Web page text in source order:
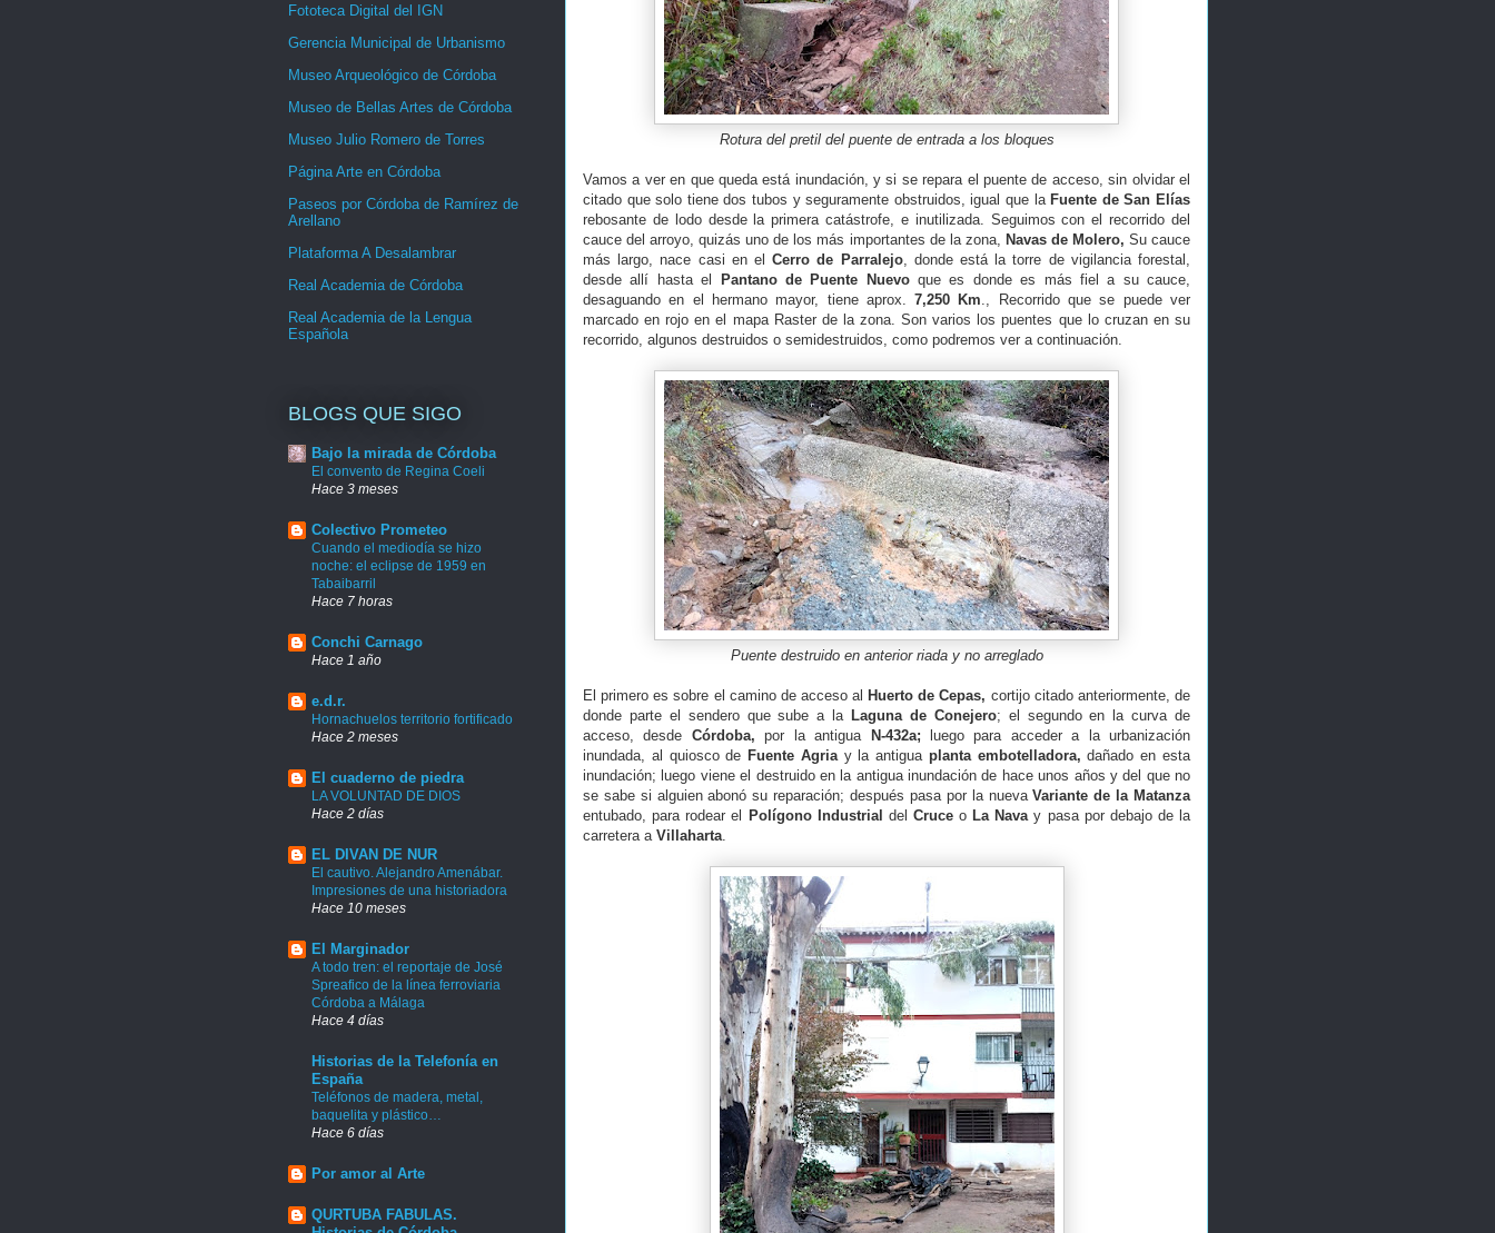
Rotura del pretil del puente de entrada a los bloques
Vamos a ver en que queda está inundación, y si se repara el puente de acceso, sin olvidar el
citado que solo tiene dos tubos y seguramente obstruidos, igual que la Fuente de San Elías
rebosante de lodo desde la primera catástrofe, e inutilizada. Seguimos con el recorrido del
cauce del arroyo, quizás uno de los más importantes de la zona, Navas de Molero, Su cauce
más largo, nace casi en elCerro de Parralejo, donde está la torre de vigilancia forestal,
desde allí hasta el
Pantano de Puente Nuevoque es donde es más fiel a su cauce,
desaguando en el hermano mayor, tiene aprox.7,250 Km., Recorrido que se puede ver
marcado en rojo en el mapa Raster de la zona. Son varios los puentes que lo cruzan en su
recorrido, algunos destruidos o semidestruidos, como podremos ver a continuación.
Puente destruido en anterior riada y no arreglado
El primero es sobre el camino de acceso al Huerto de Cepas, cortijo citado anteriormente, de
donde parte el sendero que sube a laLaguna de Conejero; el segundo en la curva de
acceso, desde Córdoba, por la antigua N-432a; luego para acceder a la urbanización
inundada, al quiosco de Fuente Agriay la antigua planta embotelladora,dañado en esta
inundación; luego viene el destruido en la antigua inundación de hace unos años y del que no
se sabe si alguien abonó su reparación; después pasa por la nuevaVariante de la Matanza
entubado, para rodear el
Polígono Industrial del Cruceo La Navay pasa por debajo de la
carretera a Villaharta.
Fototeca Digital del IGN
Gerencia Municipal de Urbanismo
Museo Arqueológico de Córdoba
Museo de Bellas Artes de Córdoba
Museo Julio Romero de Torres
Página Arte en Córdoba
Paseos por Córdoba de Ramírez de
Arellano
Plataforma A Desalambrar
Real Academia de Córdoba
Real Academia de la Lengua
Española
BLOGS QUE SIGO
Bajo la mirada de Córdoba
El convento de Regina Coeli
Hace 3 meses
Colectivo Prometeo
Cuando el mediodía se hizo
noche: el eclipse de 1959 en
Tabaibarril
Hace 7 horas
Conchi Carnago
Hace 1 año
e.d.r.
Hornachuelos territorio fortificado
Hace 2 meses
El cuaderno de piedra
LA VOLUNTAD DE DIOS
Hace 2 días
EL DIVAN DE NUR
El cautivo. Alejandro Amenábar.
Impresiones de una historiadora
Hace 10 meses
El Marginador
A todo tren: el reportaje de José
Spreafico de la línea ferroviaria
Córdoba a Málaga
Hace 4 días
Historias de la Telefonía en
España
Teléfonos de madera, metal,
baquelita y plástico…
Hace 6 días
Por amor al Arte
QURTUBA FABULAS.